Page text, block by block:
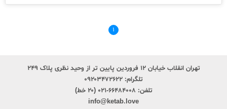
۱
تهران انقلاب خیابان ۱۲ فروردین پایین تر از وحید نظری پلاک ۲۴۹
تلگرام: ۰۹۲۰۳۴۷۲۶۲۲
تلفن: ۶۶۴۸۴۰۰۸-۰۲۱ (۲۰ خط)
info@ketab.love